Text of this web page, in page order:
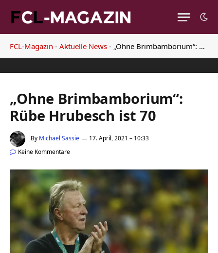
FCL-Magazin - Aktuelle News - „Ohne Brimbamborium“: Rübe Hrubesch ist 70
„Ohne Brimbamborium“:
Rübe Hrubesch ist 70
By Michael Sassie
17. April, 2021 – 10:33
Keine Kommentare